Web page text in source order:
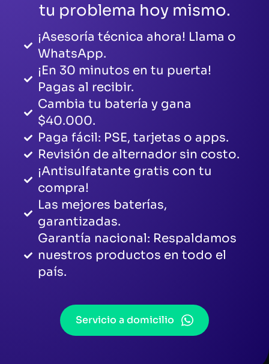
tu problema hoy mismo.
¡Asesoría técnica ahora! Llama o
WhatsApp.
¡En 30 minutos en tu puerta!
Pagas al recibir.
Cambia tu batería y gana
$40.000.
Paga fácil: PSE, tarjetas o apps.
Revisión de alternador sin costo.
¡Antisulfatante gratis con tu
compra!
Las mejores baterías,
garantizadas.
Garantía nacional: Respaldamos
nuestros productos en todo el
país.
Servicio a domicilio